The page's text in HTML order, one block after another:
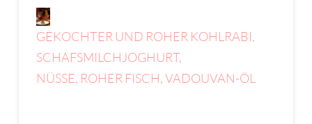
GEKOCHTER UND ROHER KOHLRABI,
SCHAFSMILCHJOGHURT,
NÜSSE, ROHER FISCH, VADOUVAN-ÖL